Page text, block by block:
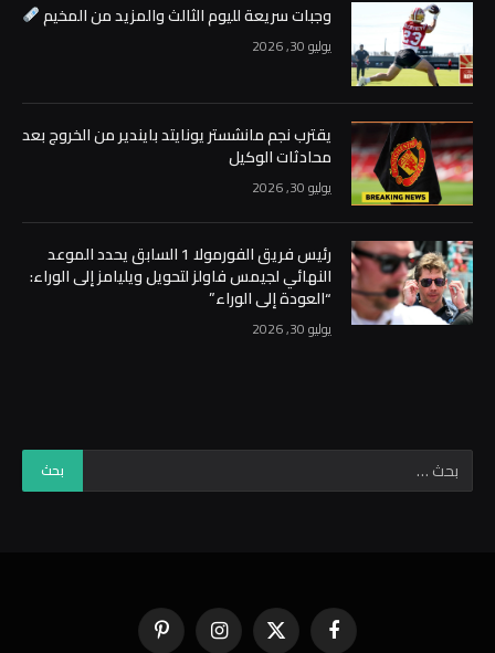
وجبات سريعة لليوم الثالث والمزيد من المخيم
يوليو 30, 2026
يقترب نجم مانشستر يونايتد بايندير من الخروج بعد
محادثات الوكيل
يوليو 30, 2026
رئيس فريق الفورمولا 1 السابق يحدد الموعد
النهائي لجيمس فاولز لتحويل ويليامز إلى الوراء:
“العودة إلى الوراء”
يوليو 30, 2026
فيسبوك X الانستغرامبينتيريست